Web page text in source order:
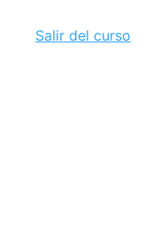
Salir del curso